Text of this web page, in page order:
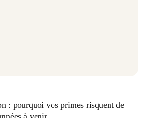
: pourquoi vos primes risquent de